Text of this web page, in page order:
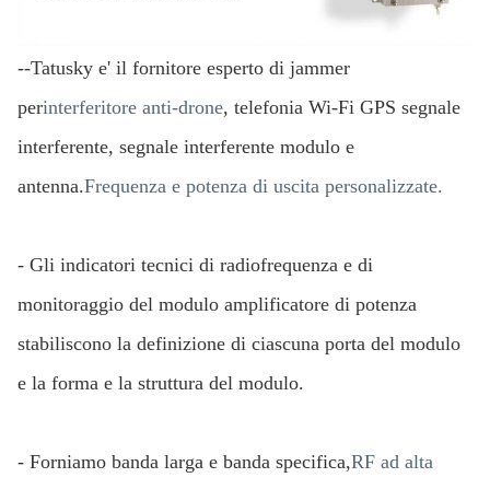
--Tatusky e' il fornitore esperto di jammer
perinterferitore anti-drone, telefonia Wi-Fi GPS segnale
interferente, segnale interferente modulo e
antenna.Frequenza e potenza di uscita personalizzate.
- Gli indicatori tecnici di radiofrequenza e di
monitoraggio del modulo amplificatore di potenza
stabiliscono la definizione di ciascuna porta del modulo
e la forma e la struttura del modulo.
- Forniamo banda larga e banda specifica,RF ad alta